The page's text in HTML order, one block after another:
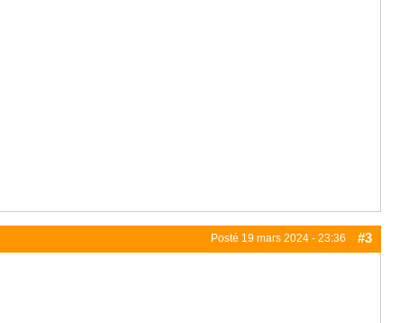
Posté 19 mars 2024 - 23:36 #3